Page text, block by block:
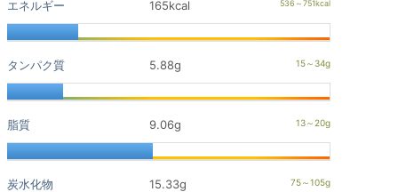
エネルギー
165kcal
タンパク質 5.88g
脂質 9.06g
炭水化物 15.33g